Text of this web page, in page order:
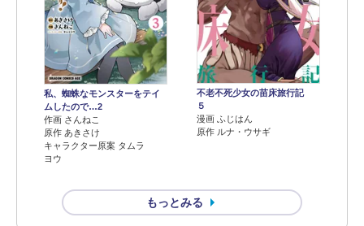
私、蜘蛛なモンスターをテイ
ムしたので…2
作画 さんねこ
原作 あきさけ
キャラクター原案 タムラ
ヨウ
不老不死少女の苗床旅行記
５
漫画 ふじはん
原作 ルナ・ウサギ
もっとみる